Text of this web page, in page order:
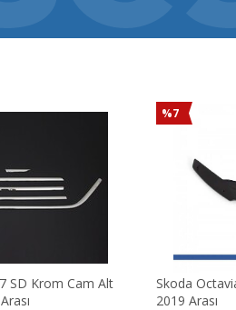
SD Krom Cam Alt
%7
Skoda
2019 Arası